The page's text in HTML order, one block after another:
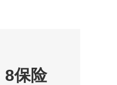
保险